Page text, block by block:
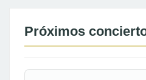
Próximos